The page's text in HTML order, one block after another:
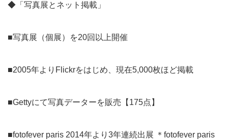
◆「写真展とネット掲載」
■写真展（個展）を20回以上開催
■2005年よりFlickrをはじめ、現在5,000枚ほど掲載
■Gettyにて写真データーを販売【175点】
■fotofever paris 2014年より3年連続出展 ＊fotofever paris